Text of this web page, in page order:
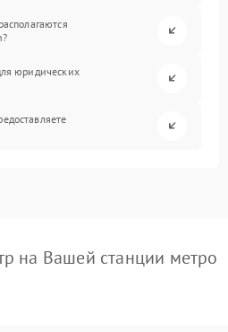
юридических
на Вашей станции метро